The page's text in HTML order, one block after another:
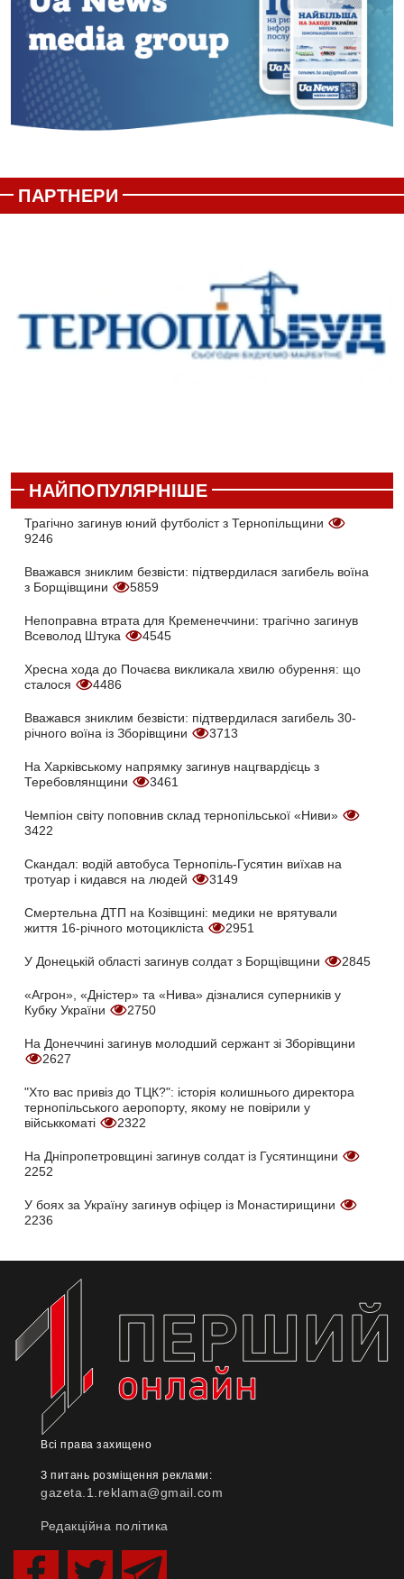
ПАРТНЕРИ
НАЙПОПУЛЯРНІШЕ
Трагічно загинув юний футболіст з Тернопільщини
9246
Вважався зниклим безвісти: підтвердилася загибель воїна
з Борщівщини
5859
Непоправна втрата для Кременеччини: трагічно загинув
Всеволод Штука
4545
Хресна хода до Почаєва викликала хвилю обурення: що
сталося
4486
Вважався зниклим безвісти: підтвердилася загибель 30-
річного воїна із Зборівщини
3713
На Харківському напрямку загинув нацгвардієць з
Теребовлянщини
3461
Чемпіон світу поповнив склад тернопільської «Ниви»
3422
Скандал: водій автобуса Тернопіль-Гусятин виїхав на
тротуар і кидався на людей
3149
Смертельна ДТП на Козівщині: медики не врятували
життя 16-річного мотоцикліста
2951
У Донецькій області загинув солдат з Борщівщини 2845
«Агрон», «Дністер» та «Нива» дізналися суперників у
Кубку України
2750
На Донеччині загинув молодший сержант зі Зборівщини
2627
"Хто вас привіз до ТЦК?": історія колишнього директора
тернопільського аеропорту, якому не повірили у
військкоматі
2322
На Дніпропетровщині загинув солдат із Гусятинщини
2252
У боях за Україну загинув офіцер із Монастирищини
2236
Всі права захищено
З питань розміщення реклами:
gazeta.1.reklama@gmail.com
Редакційна політика